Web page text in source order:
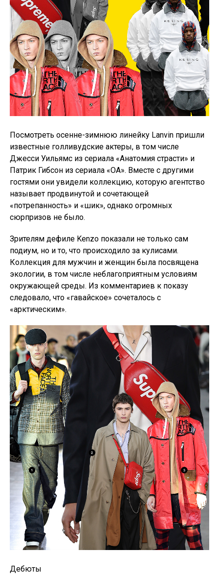
Посмотреть осенне-зимнюю линейку Lanvin пришли
известные голливудские актеры, в том числе
Джесси Уильямс из сериала «Анатомия страсти» и
Патрик Гибсон из сериала «ОА». Вместе с другими
гостями они увидели коллекцию, которую агентство
называет продвинутой и сочетающей
«потрепанность» и «шик», однако огромных
сюрпризов не было.
Зрителям дефиле Kenzo показали не только сам
подиум, но и то, что происходило за кулисами.
Коллекция для мужчин и женщин была посвящена
экологии, в том числе неблагоприятным условиям
окружающей среды. Из комментариев к показу
следовало, что «гавайское» сочеталось с
«арктическим».
Дебюты